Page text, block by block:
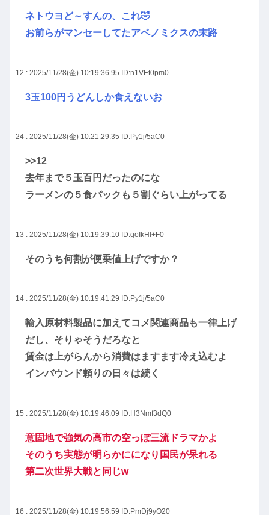
ネトウヨど～すんの、これ🤣
お前らがマンセーしてたアベノミクスの末路
12 : 2025/11/28(金) 10:19:36.95 ID:n1VEt0pm0
3玉100円うどんしか食えないお
24 : 2025/11/28(金) 10:21:29.35 ID:Py1j/5aC0
>>12
去年まで５玉百円だったのにな
ラーメンの５食パックも５割ぐらい上がってる
13 : 2025/11/28(金) 10:19:39.10 ID:goIkHl+F0
そのうち何割が便乗値上げですか？
14 : 2025/11/28(金) 10:19:41.29 ID:Py1j/5aC0
輸入原材料製品に加えてコメ関連商品も一律上げ
だし、そりゃそうだろなと
賃金は上がらんから消費はますます冷え込むよ
インバウンド頼りの日々は続く
15 : 2025/11/28(金) 10:19:46.09 ID:H3Nmf3dQ0
意固地で強気の高市の空っぽ三流ドラマかよ
そのうち実態が明らかにになり国民が呆れる
第二次世界大戦と同じw
16 : 2025/11/28(金) 10:19:56.59 ID:PmDj9yO20